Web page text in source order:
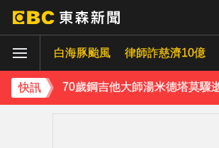
白海豚颱風 律師詐慈濟10億
快訊
中颱白海豚接近中 晚間至8/9